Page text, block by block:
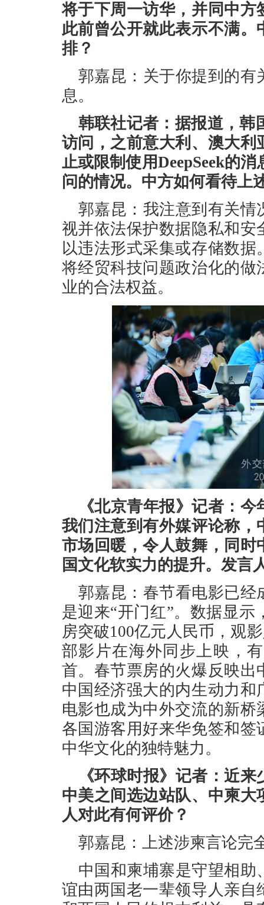
将于下周一访华，并同中
此前曾公开就此表示不满
排？
郭嘉昆：关于你提到的
息。
韩联社记者：据报道，韩
访问，之前意大利、澳大
止或限制使用DeepSeek的
问的情况。中方如何看待上
郭嘉昆：我注意到有关
视并依法保护数据隐私和
以违法形式采集或存储数
将经贸科技问题政治化的
业的合法权益。
《北京青年报》记者：
我们注意到有外媒评论称
市场回暖，令人鼓舞，同
国文化软实力的提升。发言
郭嘉昆：春节看电影已
是迎来“开门红”。数据显
房突破100亿元人民币，观
部影片在海外同步上映，
首。春节票房的火爆反映
中国经济强大的内生动力
电影也成为中外交流的新
各国游客用好来华免签和
中华文化的独特魅力。
《环球时报》记者：近
中美之间选边站队、中柬
人对此有何评价？
郭嘉昆：上述涉柬言论完
中国和柬埔寨是守望相
谊由两国老一辈领导人亲